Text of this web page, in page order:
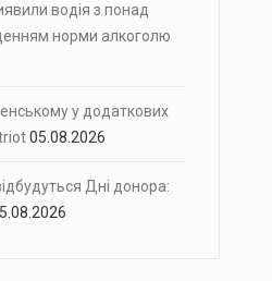
водія з понад
норми алкоголю
у додаткових
05.08.2026
Дні донора: